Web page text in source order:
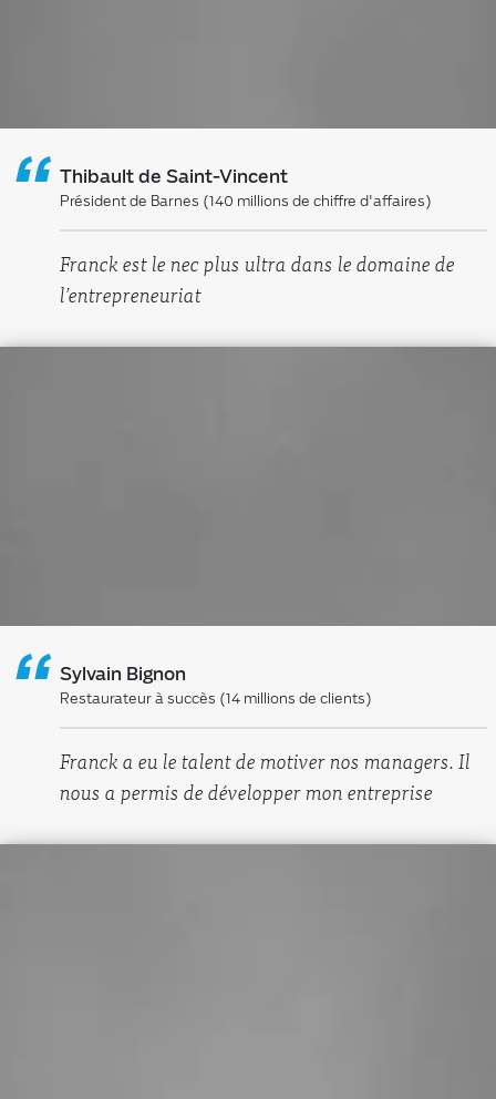
“ Thibault de Saint-Vincent
Président de Barnes (140 millions de chiffre d'affaires)
Franck est le nec plus ultra dans le domaine de
l’entrepreneuriat
“ Sylvain Bignon
Restaurateur à succès (14 millions de clients)
Franck a eu le talent de motiver nos managers. Il
nous a permis de développer mon entreprise